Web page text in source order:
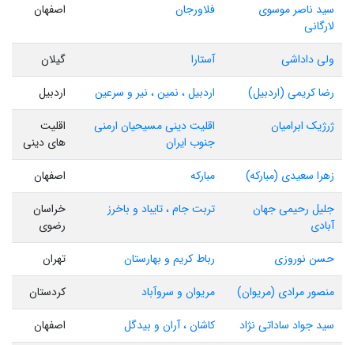
سید ناصر موسوی
لارگانی
فلاورجان اصفهان
ولی داداشی آستارا
گیلان
رضا کریمی (اردبیل)
اردبیل ، نمین ، نیر و سرعین
اردبیل
ژرژیک ابرامیان
اقلیت دینی مسیحیان ارمنی
جنوب ایران
اقلیت
های دینی
زهرا سعیدی (مبارکه)
مبارکه
اصفهان
جلیل رحیمی جهان
آبادی
تربت جام ، تایباد و باخرز
خراسان
رضوی
حسن نوروزی
رباط کریم و بهارستان
تهران
منصور مرادی (مریوان)
مریوان و سروآباد
کردستان
سید جواد ساداتی نژاد
کاشان ، آران و بیدگل
اصفهان